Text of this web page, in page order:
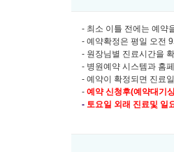
- 최소 이틀 전에는 예약
- 예약확정은 평일 오전
- 원장님별 진료시간을
- 병원예약 시스템과 홈
- 예약이 확정되면 진료
- 예약 신청후(예약대기
- 토요일 외래 진료및 일